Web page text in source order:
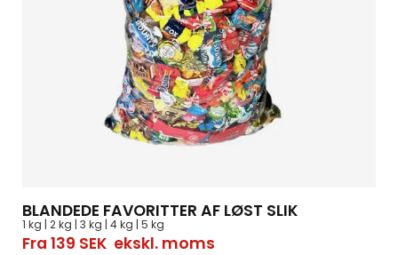
BLANDEDE FAVORITTER AF LØST SLIK
1 kg | 2 kg | 3 kg | 4 kg | 5 kg
Fra 139 SEKekskl. moms